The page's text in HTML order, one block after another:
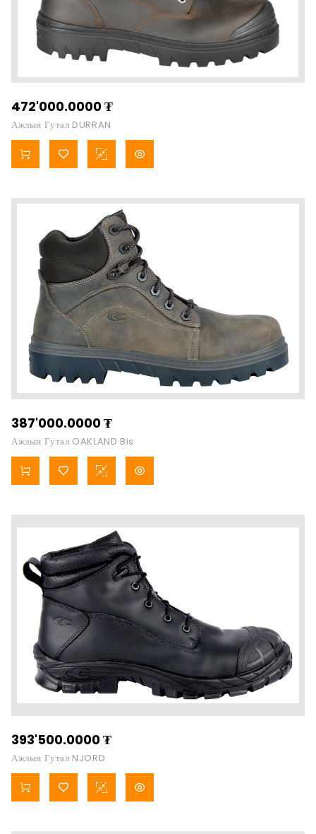
472'000.0000₮
Ажлын Гутал DURRAN
387'000.0000₮
Ажлын Гутал OAKLAND Bis
393'500.0000₮
Ажлын Гутал NJORD